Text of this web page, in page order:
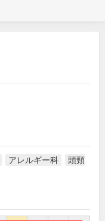
アレルギー科
頭頸